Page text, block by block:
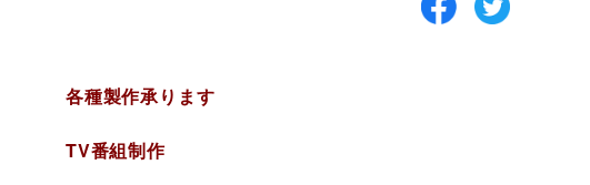
各種製作承ります
TV番組制作